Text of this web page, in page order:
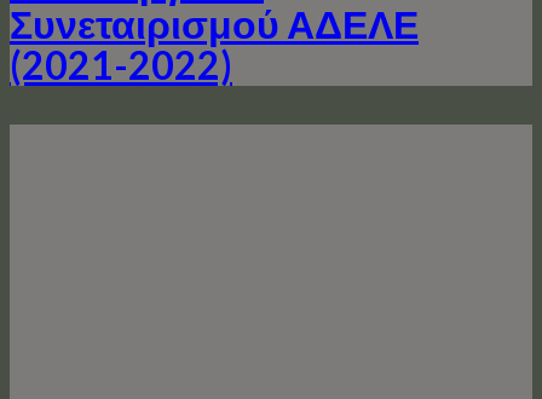
Συνεταιρισμού ΑΔΕΛΕ
(2021-2022)